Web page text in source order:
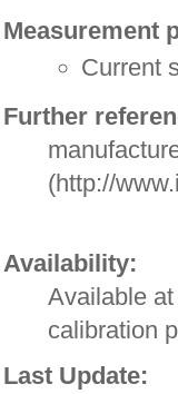
Measurement
Current
Further
(http://
Availability:
Available
calibration
Last Update: